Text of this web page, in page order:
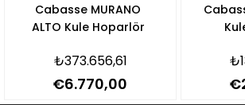
Cabasse MURANO
ALTO Kule Hoparlör
₺373.656,61
€6.770,00